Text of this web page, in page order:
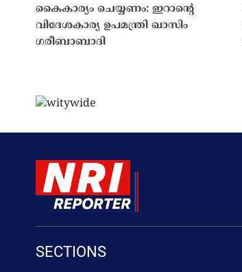
കൈകാര്യം ചെയ്യണം: ഇറാന്റെ
വിദേശകാര്യ ഉപമന്ത്രി ഖാസിം
ഗരീബാബാദി
SECTIONS